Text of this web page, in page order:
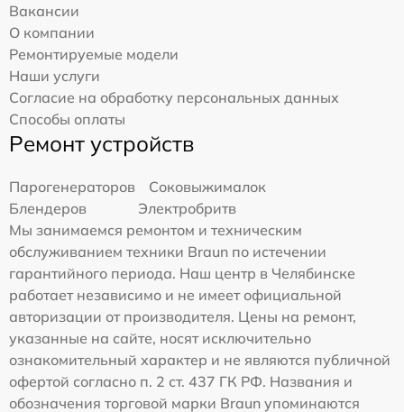
Вакансии
О компании
Ремонтируемые модели
Наши услуги
Согласие на обработку персональных данных
Способы оплаты
Ремонт устройств
Парогенераторов
Соковыжималок
Блендеров
Электробритв
Мы занимаемся ремонтом и техническим
обслуживанием техники Braun по истечении
гарантийного периода. Наш центр в Челябинске
работает независимо и не имеет официальной
авторизации от производителя. Цены на ремонт,
указанные на сайте, носят исключительно
ознакомительный характер и не являются публичной
офертой согласно п. 2 ст. 437 ГК РФ. Названия и
обозначения торговой марки Braun упоминаются